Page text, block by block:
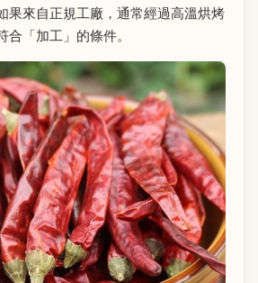
果來自正規工廠，通常經過高溫烘烤
「加工」的條件。